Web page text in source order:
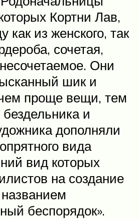
Кортни Лав,
как из женского, так
сочетая,
Они
шик и
проще вещи, тем
и
дополняли
вида
вид которых
на создание
беспорядок».